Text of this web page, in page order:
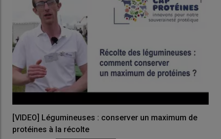
[VIDEO] Légumineuses : conserver un maximum de
protéines à la récolte